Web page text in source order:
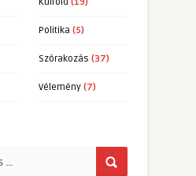
Politika (5)
Szórakozás (37)
Vélemény (7)